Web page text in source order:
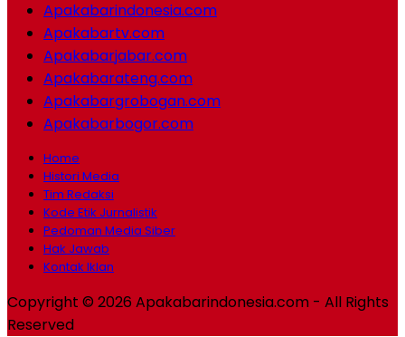
Apakabarindonesia.com
Apakabartv.com
Apakabarjabar.com
Apakabarateng.com
Apakabargrobogan.com
Apakabarbogor.com
Home
Histori Media
Tim Redaksi
Kode Etik Jurnalistik
Pedoman Media Siber
Hak Jawab
Kontak Iklan
Copyright © 2026 Apakabarindonesia.com - All Rights
Reserved